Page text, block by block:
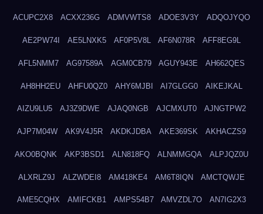
ACUPC2X8 ACXX236G ADMVWTS8 ADOE3V3Y ADQOJYQO
AE2PW74I AE5LNXK5 AF0P5V8L AF6N078R AFF8EG9L
AFL5NMM7 AG97589A AGM0CB79 AGUY943E AH662QES
AH8HH2EU AHFU0QZ0 AHY6MJBI AI7GLGG0 AIKEJKAL
AIZU9LU5 AJ3Z9DWE AJAQ0NGB AJCMXUT0 AJNGTPW2
AJP7M04W AK9V4J5R AKDKJDBA AKE369SK AKHACZS9
AKO0BQNK AKP3BSD1 ALN818FQ ALNMMGQA ALPJQZ0U
ALXRLZ9J ALZWDEI8 AM418KE4 AM6T8IQN AMCTQWJE
AME5CQHX AMIFCKB1 AMPS54B7 AMVZDL7O AN7IG2X3